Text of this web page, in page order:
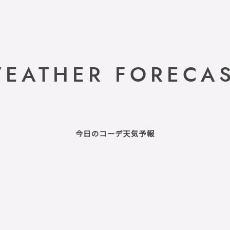
今日のコーデ天気予報